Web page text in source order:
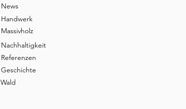
News
Handwerk
Massivholz
Nachhaltigkeit
Referenzen
Geschichte
Wald